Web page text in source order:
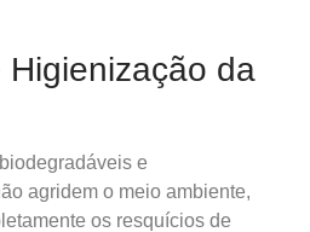
da
e
agridem o meio ambiente,
os resquícios de